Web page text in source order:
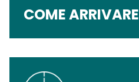
COME ARRIVARE